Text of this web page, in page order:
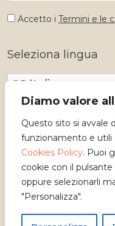
Diamo valore
Questo sito si avvale
funzionamento e utili
Cookies Policy. Puoi
cookie con il
oppure selezionarli
"Personalizza".
Accetto i Termini e le
Seleziona lingua
Italiano
Copyright 2026 -